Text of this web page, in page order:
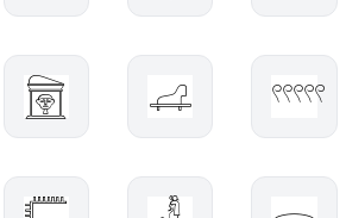
𓉤 𓊩 𓍫